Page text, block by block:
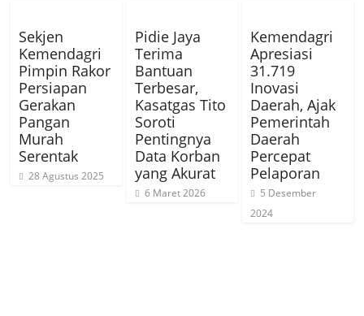
Sekjen
Kemendagri
Pimpin Rakor
Persiapan
Gerakan
Pangan
Murah
Serentak
28 Agustus 2025
Pidie Jaya
Terima
Bantuan
Terbesar,
Kasatgas Tito
Soroti
Pentingnya
Data Korban
yang Akurat
6 Maret 2026
Kemendagri
Apresiasi
31.719
Inovasi
Daerah, Ajak
Pemerintah
Daerah
Percepat
Pelaporan
5 Desember
2024